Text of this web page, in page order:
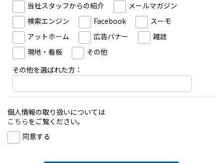
当社スタッフからの紹介
メールマガジン
検索エンジン
Facebook
スーモ
アットホーム
広告バナー
雑誌
現地・看板
その他
その他を選ばれた方：
個人情報の取り扱いについては
こちらをご覧ください。
同意する